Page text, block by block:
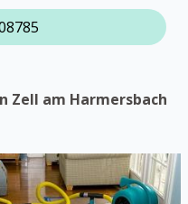
Zell am Harmersbach